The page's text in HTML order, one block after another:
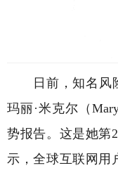
日前，知名风险
玛丽·米克尔（
势报告。这是她第
示，全球互联网用